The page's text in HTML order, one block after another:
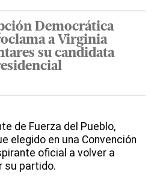
Democrática
a Virginia
su candidata
de Fuerza del Pueblo,
elegido en una Convención
oficial a volver a
su partido.